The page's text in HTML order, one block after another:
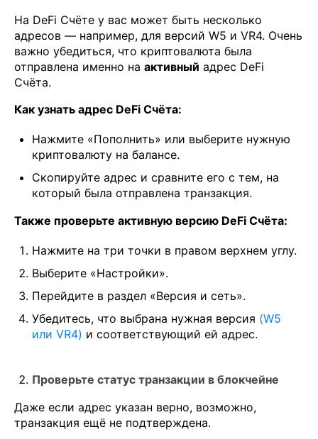
На DeFi Счёте у вас может быть несколько
адресов — например, для версий W5 и VR4. Очень
важно убедиться, что криптовалюта была
отправлена именно на активный адрес DeFi
Счёта.
Как узнать адрес DeFi Счёта:
Нажмите «Пополнить» или выберите нужную
криптовалюту на балансе.
Скопируйте адрес и сравните его с тем, на
который была отправлена транзакция.
Также проверьте активную версию DeFi Счёта:
Нажмите на три точки в правом верхнем углу.
Выберите «Настройки».
Перейдите в раздел «Версия и сеть».
Убедитесь, что выбрана нужная версия (W5
или VR4) и соответствующий ей адрес.
Проверьте статус транзакции в блокчейне
Даже если адрес указан верно, возможно,
транзакция ещё не подтверждена.